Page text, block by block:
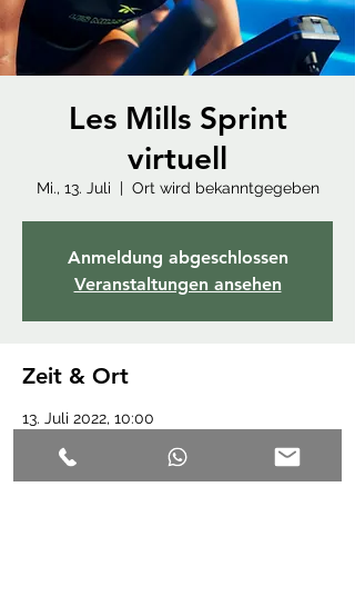
Les Mills Sprint
virtuell
Mi., 13. Juli
  |
Ort wird bekanntgegeben
Anmeldung abgeschlossen
Veranstaltungen ansehen
Zeit & Ort
13. Juli 2022, 10:00